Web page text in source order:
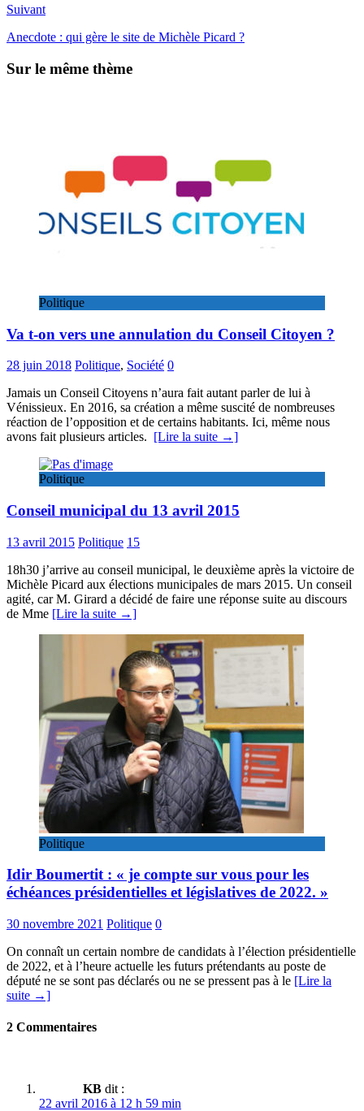
Suivant
Anecdote : qui gère le site de Michèle Picard ?
Sur le même thème
Politique
Va t-on vers une annulation du Conseil Citoyen ?
28 juin 2018 Politique, Société 0
Jamais un Conseil Citoyens n’aura fait autant parler de lui à
Vénissieux. En 2016, sa création a même suscité de nombreuses
réaction de l’opposition et de certains habitants. Ici, même nous
avons fait plusieurs articles. [Lire la suite →]
Politique
Conseil municipal du 13 avril 2015
13 avril 2015 Politique 15
18h30 j’arrive au conseil municipal, le deuxième après la victoire de
Michèle Picard aux élections municipales de mars 2015. Un conseil
agité, car M. Girard a décidé de faire une réponse suite au discours
de Mme [Lire la suite →]
Politique
Idir Boumertit : « je compte sur vous pour les
échéances présidentielles et législatives de 2022. »
30 novembre 2021 Politique 0
On connaît un certain nombre de candidats à l’élection présidentielle
de 2022, et à l’heure actuelle les futurs prétendants au poste de
député ne se sont pas déclarés ou ne se pressent pas à le [Lire la
suite →]
2 Commentaires
KB dit :
22 avril 2016 à 12 h 59 min